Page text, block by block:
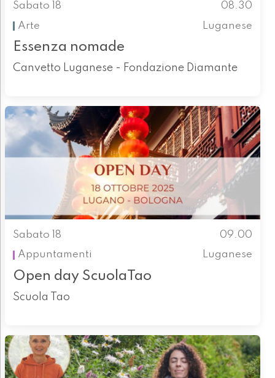
Sabato 18
08.30
Arte
Luganese
Essenza nomade
Canvetto Luganese - Fondazione Diamante
Sabato 18
09.00
Appuntamenti
Luganese
Open day ScuolaTao
Scuola Tao